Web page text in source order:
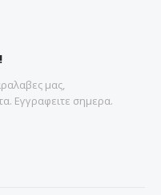
μας,
Εγγραφειτε σημερα.